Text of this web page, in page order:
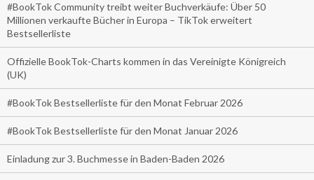
#BookTok Community treibt weiter Buchverkäufe: Über 50
Millionen verkaufte Bücher in Europa – TikTok erweitert
Bestsellerliste
Offizielle BookTok-Charts kommen in das Vereinigte Königreich
(UK)
#BookTok Bestsellerliste für den Monat Februar 2026
#BookTok Bestsellerliste für den Monat Januar 2026
Einladung zur 3. Buchmesse in Baden-Baden 2026